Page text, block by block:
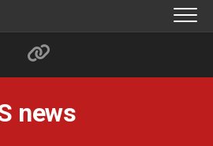
news